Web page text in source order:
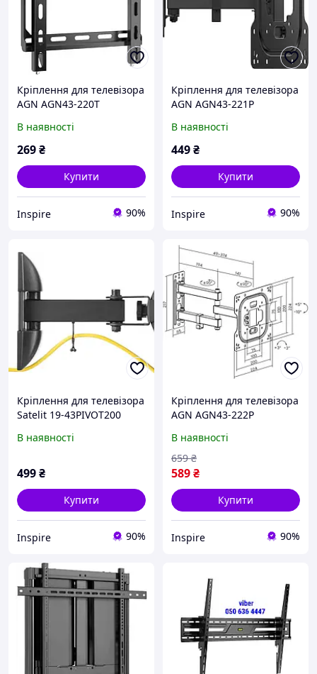
Кріплення для телевізора
AGN AGN43-220T
В наявності
269₴
Купити
Inspire 90%
Кріплення для телевізора
AGN AGN43-221P
В наявності
449₴
Купити
Inspire 90%
Кріплення для телевізора
Satelit 19-43PIVOT200
В наявності
499₴
Купити
Inspire 90%
Кріплення для телевізора
AGN AGN43-222P
В наявності
589₴
659 ₴
Купити
Inspire 90%